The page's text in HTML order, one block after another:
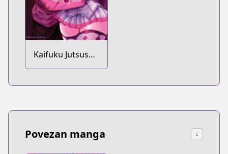
Kaifuku Jutsushi
no Yarinaoshi
Povezan manga ↓